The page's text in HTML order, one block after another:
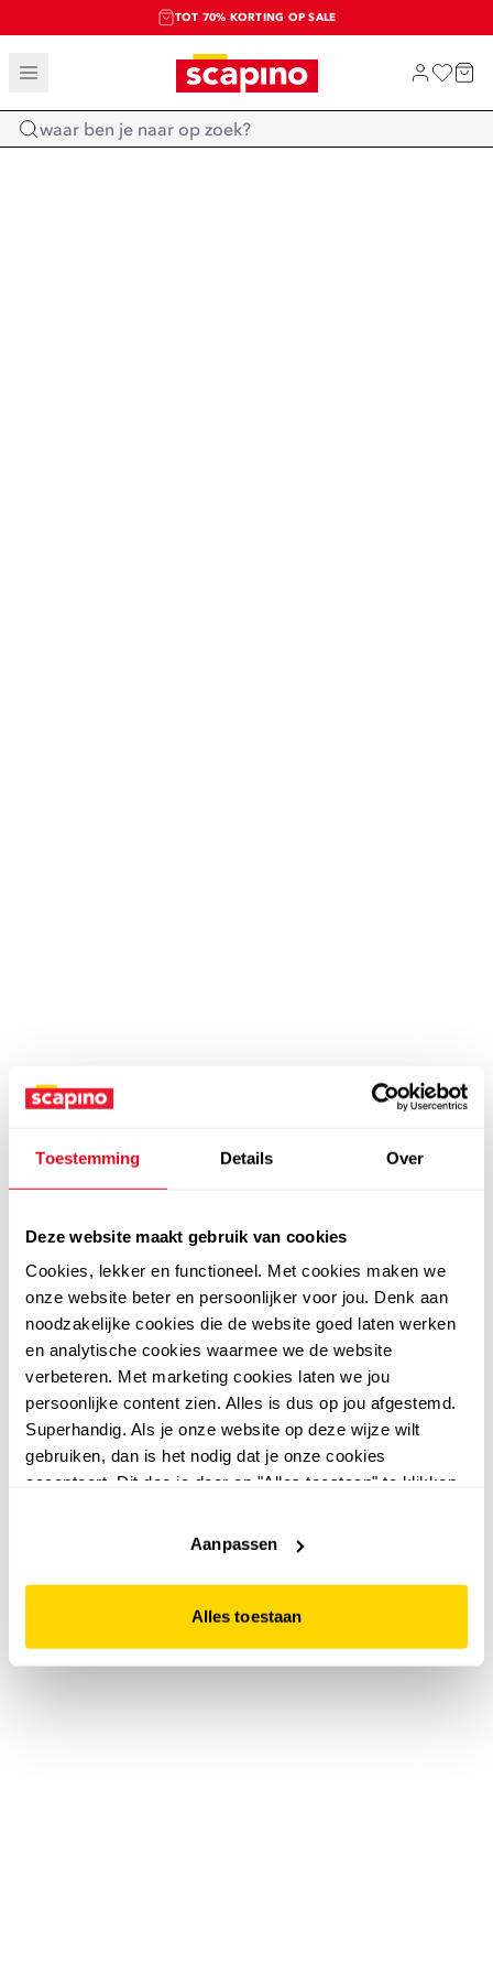
Toestemming Details Over
Deze website maakt gebruik van cookies
Cookies, lekker en functioneel. Met cookies maken we
onze website beter en persoonlijker voor jou. Denk aan
noodzakelijke cookies die de website goed laten werken
en analytische cookies waarmee we de website
verbeteren. Met marketing cookies laten we jou
persoonlijke content zien. Alles is dus op jou afgestemd.
Superhandig. Als je onze website op deze wijze wilt
gebruiken, dan is het nodig dat je onze cookies
accepteert. Dit doe je door op "Alles toestaan" te klikken.
website niet optimaal functioneert.
Aanpassen
Alles toestaan
TOT 70% KORTING OP SALE
SALE: LAATSTE KANS!
SHOP NIEUW
Home